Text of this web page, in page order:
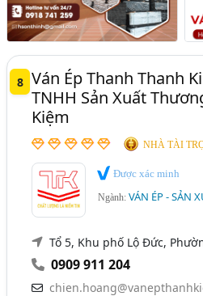
8 Ván Ép Thanh Thanh
TNHH Sản Xuất
Kiệm
NHÀ TÀI
Được xác minh
Ngành:VÁN ÉP - SẢN
Tổ 5, Khu phố Lộ Đức,
0909 911 204